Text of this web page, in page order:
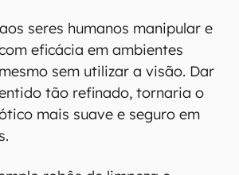
seres humanos manipular e
eficácia em ambientes
sem utilizar a visão. Dar
tão refinado, tornaria o
mais suave e seguro em